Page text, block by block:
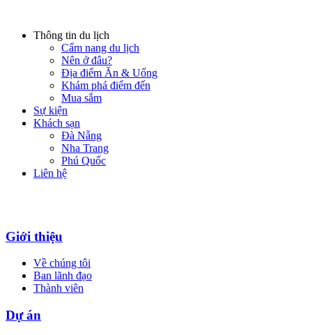
Thông tin du lịch
Cẩm nang du lịch
Nên ở đâu?
Địa điểm Ăn & Uống
Khám phá điểm đến
Mua sắm
Sự kiện
Khách sạn
Đà Nẵng
Nha Trang
Phú Quốc
Liên hệ
Giới thiệu
Về chúng tôi
Ban lãnh đạo
Thành viên
Dự án